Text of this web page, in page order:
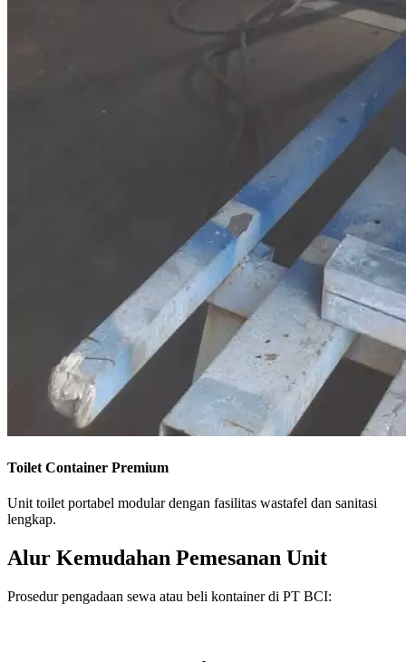
Toilet Container Premium
Unit toilet portabel modular dengan fasilitas wastafel dan sanitasi
lengkap.
Alur Kemudahan Pemesanan Unit
Prosedur pengadaan sewa atau beli kontainer di PT BCI: